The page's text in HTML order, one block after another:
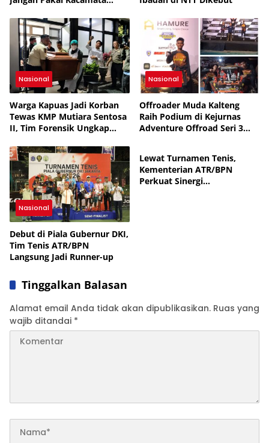
Nasional
Warga Kapuas Jadi Korban
Tewas KMP Mutiara Sentosa
II, Tim Forensik Ungkap
Nasional
Offroader Muda Kalteng
Raih Podium di Kejurnas
Adventure Offroad Seri 3
Nasional
Debut di Piala Gubernur DKI,
Tim Tenis ATR/BPN
Langsung Jadi Runner-up
Nasional
Lewat Turnamen Tenis,
Kementerian ATR/BPN
Perkuat Sinergi
Tinggalkan Balasan
Alamat email Anda tidak akan dipublikasikan. Ruas yang
wajib ditandai *